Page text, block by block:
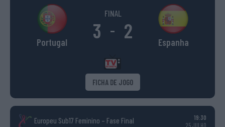
Portugal
FINAL
3 - 2 Espanha
FICHA DE JOGO
Europeu Sub17 Feminino – Fase Final
19:30
25 JULHO